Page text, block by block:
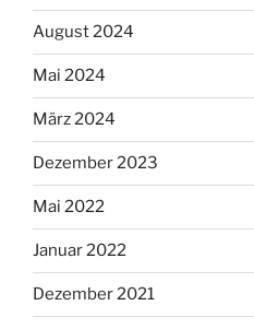
August 2024
Mai 2024
März 2024
Dezember 2023
Mai 2022
Januar 2022
Dezember 2021